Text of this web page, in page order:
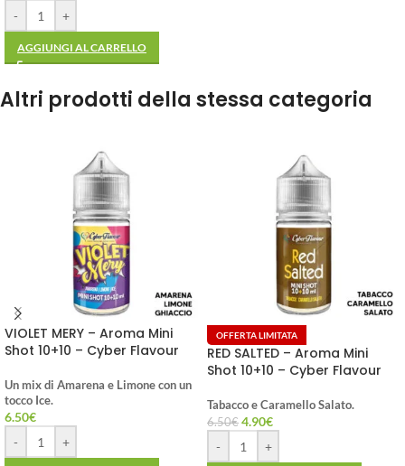
- +
AGGIUNGI AL CARRELLO
Altri prodotti della stessa categoria
VIOLET MERY – Aroma Mini
Shot 10+10 – Cyber Flavour
Un mix di Amarena e Limone con un
tocco Ice.
6.50€
-
+
OFFERTA LIMITATA
RED SALTED – Aroma Mini
Shot 10+10 – Cyber Flavour
Tabacco e Caramello Salato.
6.50€ 4.90€
- +